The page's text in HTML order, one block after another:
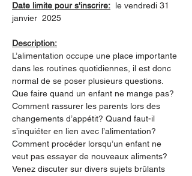
Date limite pour s'inscrire: le vendredi 31
janvier  2025
Description:
L’alimentation occupe une place importante
dans les routines quotidiennes, il est donc
normal de se poser plusieurs questions.
Que faire quand un enfant ne mange pas?
Comment rassurer les parents lors des
changements d’appétit? Quand faut-il
s’inquiéter en lien avec l’alimentation?
Comment procéder lorsqu’un enfant ne
veut pas essayer de nouveaux aliments?
Venez discuter sur divers sujets brûlants